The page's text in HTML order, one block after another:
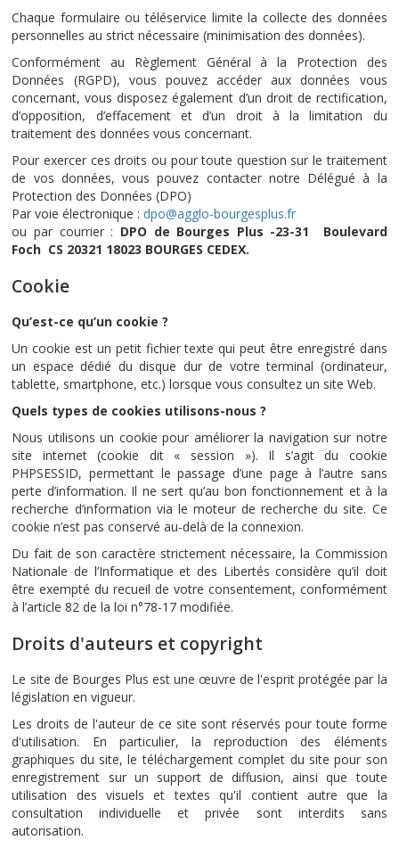
Chaque formulaire ou téléservice limite la collecte des données
personnelles au strict nécessaire (minimisation des données).
Conformément au Règlement Général à la Protection des
Données (RGPD), vous pouvez accéder aux données vous
concernant, vous disposez également d’un droit de rectification,
d’opposition, d’effacement et d’un droit à la limitation du
traitement des données vous concernant.
Pour exercer ces droits ou pour toute question sur le traitement
de vos données, vous pouvez contacter notre Délégué à la
Protection des Données (DPO)
Par voie électronique :dpo@agglo-bourgesplus.fr
ou par courrier : DPO de Bourges Plus -23-31 Boulevard
Foch CS 20321 18023 BOURGES CEDEX.
Cookie
Qu’est-ce qu’un cookie ?
Un cookie est un petit fichier texte qui peut être enregistré dans
un espace dédié du disque dur de votre terminal (ordinateur,
tablette, smartphone, etc.) lorsque vous consultez un site Web.
Quels types de cookies utilisons-nous ?
Nous utilisons un cookie pour améliorer la navigation sur notre
site internet (cookie dit « session »). Il s’agit du cookie
PHPSESSID, permettant le passage d’une page à l’autre sans
perte d’information. Il ne sert qu’au bon fonctionnement et à la
recherche d’information via le moteur de recherche du site. Ce
cookie n’est pas conservé au-delà de la connexion.
Du fait de son caractère strictement nécessaire, la Commission
Nationale de l’Informatique et des Libertés considère qu’il doit
être exempté du recueil de votre consentement, conformément
à l’article 82 de la loi n°78-17 modifiée.
Droits d'auteurs et copyright
Le site de Bourges Plus est une œuvre de l'esprit protégée par la
législation en vigueur.
Les droits de l'auteur de ce site sont réservés pour toute forme
d'utilisation. En particulier, la reproduction des éléments
graphiques du site, le téléchargement complet du site pour son
enregistrement sur un support de diffusion, ainsi que toute
utilisation des visuels et textes qu'il contient autre que la
consultation individuelle et privée sont interdits sans
autorisation.